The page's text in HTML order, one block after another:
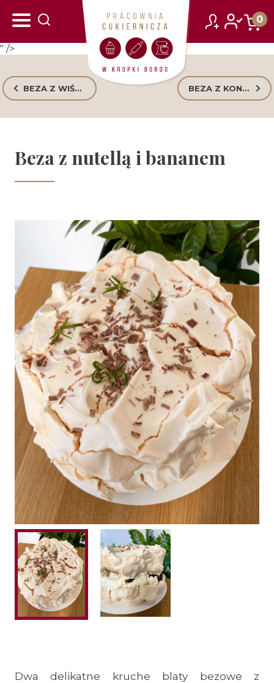
" />
zaloguj się
zarejestruj się 0
BEZA Z WIŚNIAMI I CZEKOLADĄ BEZA Z KONFITURĄ MALINOWĄ I MALINAMI
Beza z nutellą i bananem
Dwa delikatne kruche blaty bezowe z